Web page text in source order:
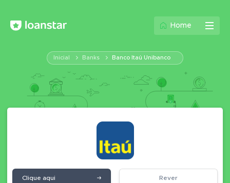
Home
Inicial Banks Banco Itaú Unibanco
Clique aqui Rever